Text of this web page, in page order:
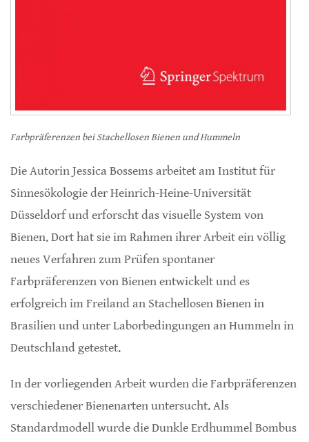
Farbpräferenzen bei Stachellosen Bienen und Hummeln
Die Autorin Jessica Bossems arbeitet am Institut für
Sinnesökologie der Heinrich-Heine-Universität
Düsseldorf und erforscht das visuelle System von
Bienen. Dort hat sie im Rahmen ihrer Arbeit ein völlig
neues Verfahren zum Prüfen spontaner
Farbpräferenzen von Bienen entwickelt und es
erfolgreich im Freiland an Stachellosen Bienen in
Brasilien und unter Laborbedingungen an Hummeln in
Deutschland getestet.
In der vorliegenden Arbeit wurden die Farbpräferenzen
verschiedener Bienenarten untersucht. Als
Standardmodell wurde die Dunkle Erdhummel Bombus